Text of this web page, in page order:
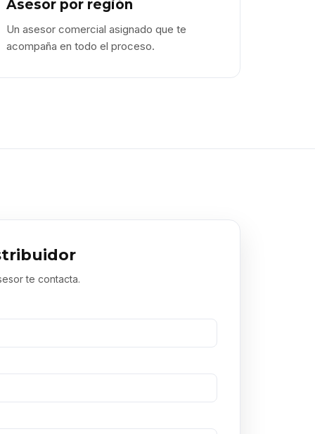
Asesor por región
Un asesor comercial asignado que te
acompaña en todo el proceso.
te contacta.